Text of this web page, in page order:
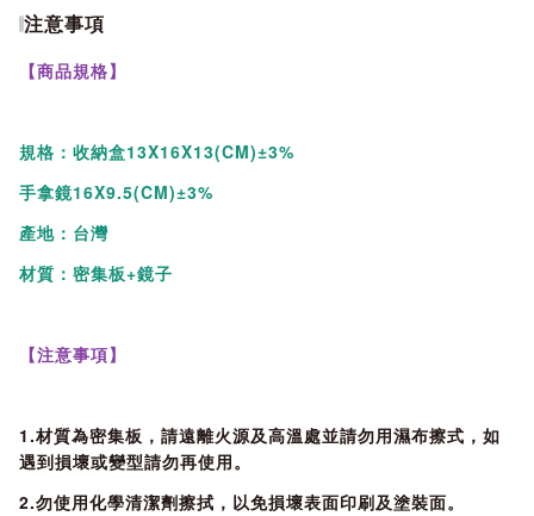
注意事項
【商品規格】
規格：收納盒13X16X13(CM)±3%
手拿鏡16X9.5(CM)±3%
產地：台灣
材質：密集板+鏡子
【注意事項】
1.材質為密集板，請遠離火源及高溫處並請勿用濕布擦式，如
遇到損壞或變型請勿再使用。
2.勿使用化學清潔劑擦拭，以免損壞表面印刷及塗裝面。